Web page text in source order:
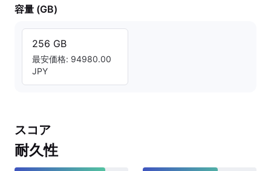
容量 (GB)
256 GB
最安価格: 94980.00
JPY
スコア
耐久性